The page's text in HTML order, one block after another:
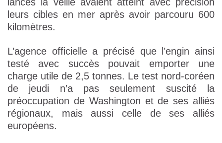
leurs cibles en mer après avoir parcouru 600
kilomètres.
L’agence officielle a précisé que l’engin ainsi
testé avec succès pouvait emporter une
charge utile de 2,5 tonnes. Le test nord-coréen
de jeudi n’a pas seulement suscité la
préoccupation de Washington et de ses alliés
régionaux, mais aussi celle de ses alliés
européens.